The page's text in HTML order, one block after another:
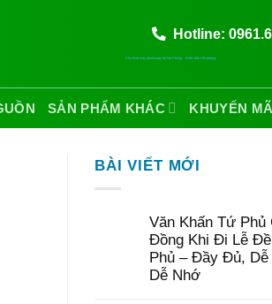
Hotline:
Cho thuê máy photocopy tại hải Phòng Khắc dấu Hải phòng
SẢN PHẨM KHÁC KHUYẾN
BÀI VIẾT MỚI
Văn Khấn Tứ Phủ
Đồng Khi Đi Lễ
Phủ – Đầy Đủ,
Dễ Nhớ